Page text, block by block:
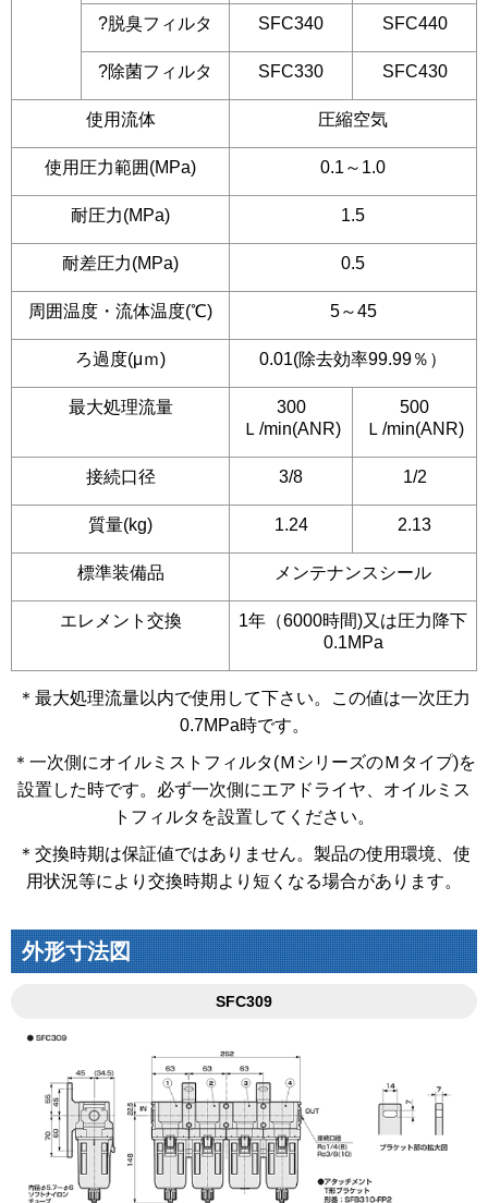
?脱臭フィルタ SFC340 SFC440
?除菌フィルタ SFC330 SFC430
使用流体 圧縮空気
使用圧力範囲(MPa) 0.1～1.0
耐圧力(MPa) 1.5
耐差圧力(MPa) 0.5
周囲温度・流体温度(℃) 5～45
ろ過度(μｍ) 0.01(除去効率99.99％）
最大処理流量
300
Ｌ/min(ANR)
500
Ｌ/min(ANR)
接続口径 3/8 1/2
質量(kg) 1.24 2.13
標準装備品 メンテナンスシール
エレメント交換
1年（6000時間)又は圧力降下
0.1MPa
＊最大処理流量以内で使用して下さい。この値は一次圧力
0.7MPa時です。
＊一次側にオイルミストフィルタ(ＭシリーズのＭタイプ)を
設置した時です。必ず一次側にエアドライヤ、オイルミス
トフィルタを設置してください。
＊交換時期は保証値ではありません。製品の使用環境、使
用状況等により交換時期より短くなる場合があります。
外形寸法図
SFC309